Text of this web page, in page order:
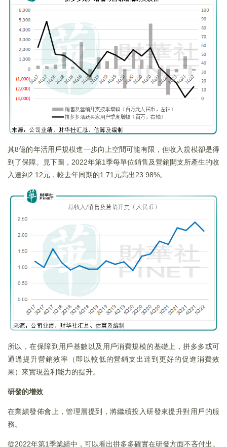
其8億的年活用戶規模進一步向上空間可能有限，但收入規模卻是得
到了保障。見下圖，2022年第1季每單位銷售及營銷開支所產生的收
入達到2.12元，較去年同期的1.71元高出23.98%。
所以，在保障到用戶基數以及用戶消費規模的基礎上，拼多多或可
通過提升營銷效率（即以較低的營銷支出達到更好的促進消費效
果）來實現盈利能力的提升。
研發的增效
在業績發佈會上，管理層提到，將繼續投入研發來提升對用戶的服
務。
從2022年第1季業績中，可以看出拼多多確實在研發方面不吝付出。